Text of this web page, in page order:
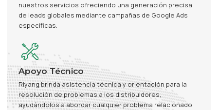
nuestros servicios ofreciendo una generación precisa
de leads globales mediante campañas de Google Ads
específicas.
Apoyo Técnico
Riyang brinda asistencia técnica y orientación para la
resolución de problemas a los distribuidores,
ayudándolos a abordar cualquier problema relacionado